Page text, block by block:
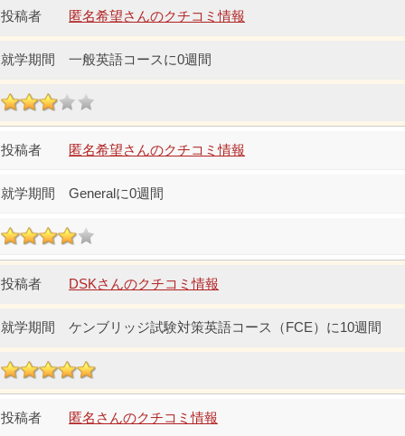
匿名希望さんのクチコミ情報
一般英語コースに0週間
匿名希望さんのクチコミ情報
Generalに0週間
DSKさんのクチコミ情報
ケンブリッジ試験対策英語コース（FCE）に10週間
匿名さんのクチコミ情報